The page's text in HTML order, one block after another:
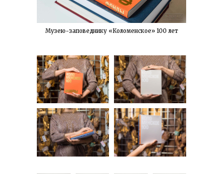
Музею-заповеднику «Коломенское» 100 лет